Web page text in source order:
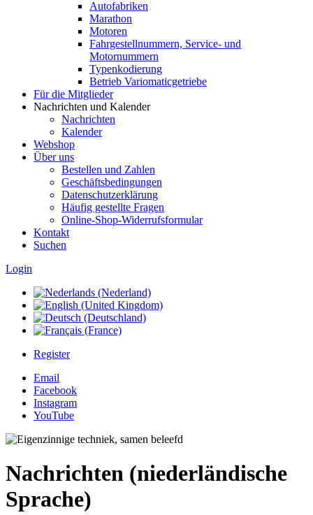
Autofabriken
Marathon
Motoren
Fahrgestellnummern, Service- und
Motornummern
Typenkodierung
Betrieb Variomaticgetriebe
Für die Mitglieder
Nachrichten und Kalender
Nachrichten
Kalender
Webshop
Über uns
Bestellen und Zahlen
Geschäftsbedingungen
Datenschutzerklärung
Häufig gestellte Fragen
Online-Shop-Widerrufsformular
Kontakt
Suchen
Login
Register
Email
Facebook
Instagram
YouTube
Nachrichten (niederländische
Sprache)